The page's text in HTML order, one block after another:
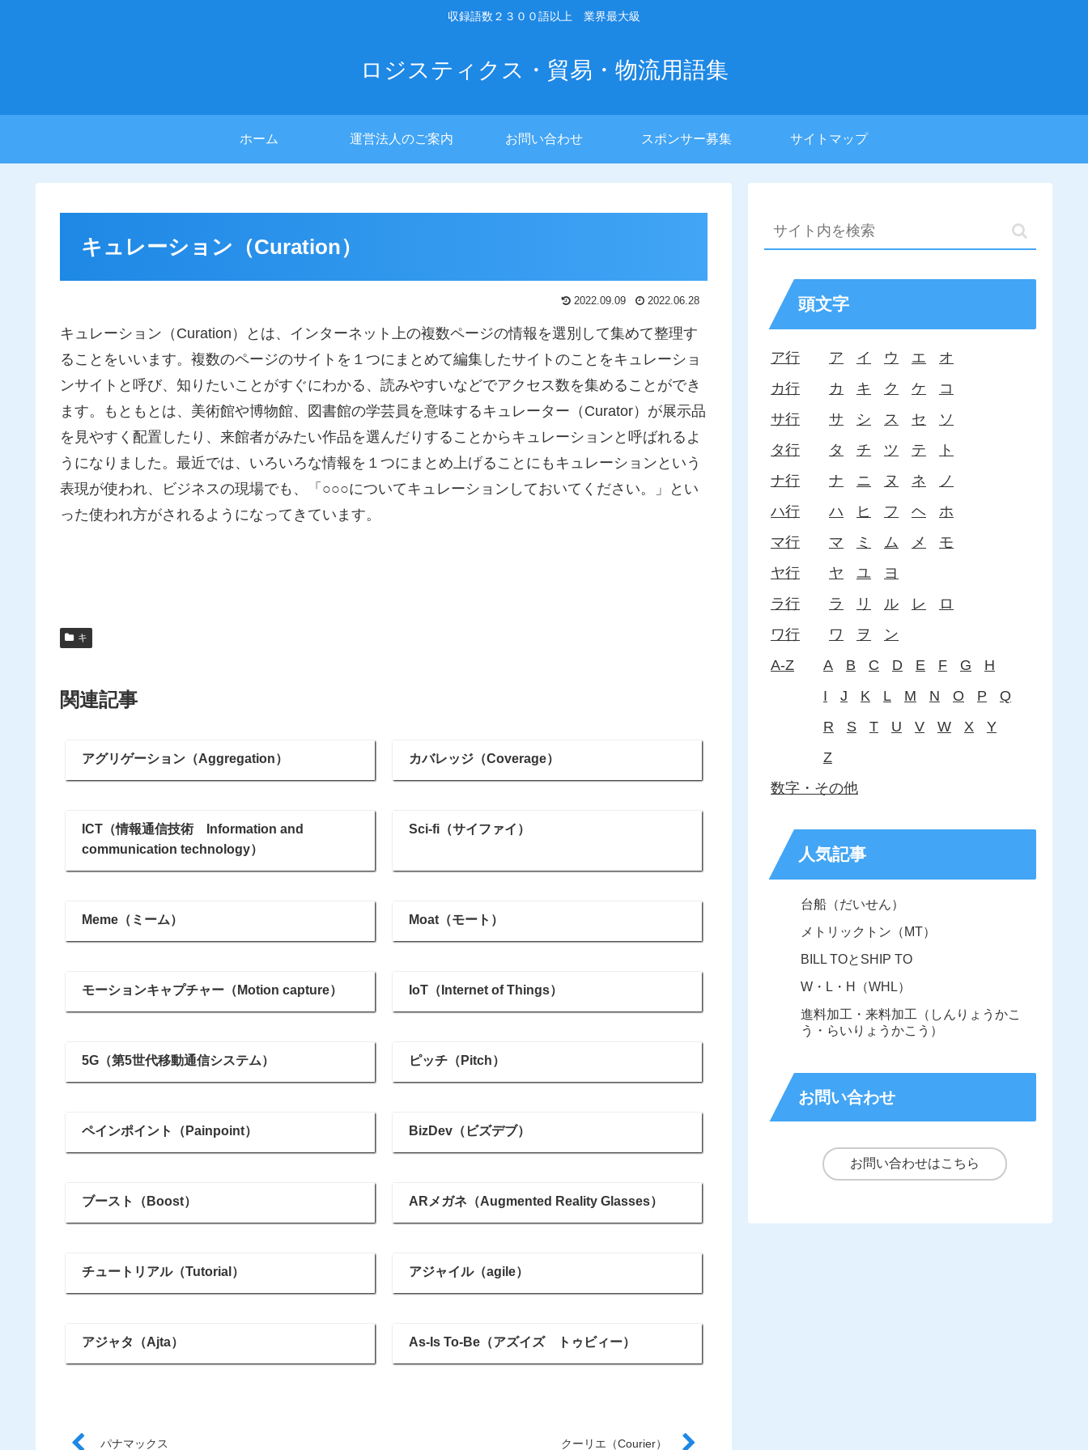
収録語数２３００語以上 業界最大級
ロジスティクス・貿易・物流用語集
ホーム 運営法人のご案内 お問い合わせ スポンサー募集 サイトマップ
キュレーション（Curation）
2022.09.09 2022.06.28
キュレーション（Curation）とは、インターネット上の複数ページの情報を選別して集めて整理す
ることをいいます。複数のページのサイトを１つにまとめて編集したサイトのことをキュレーショ
ンサイトと呼び、知りたいことがすぐにわかる、読みやすいなどでアクセス数を集めることができ
ます。もともとは、美術館や博物館、図書館の学芸員を意味するキュレーター（Curator）が展示品
を見やすく配置したり、来館者がみたい作品を選んだりすることからキュレーションと呼ばれるよ
うになりました。最近では、いろいろな情報を１つにまとめ上げることにもキュレーションという
表現が使われ、ビジネスの現場でも、「○○○についてキュレーションしておいてください。」とい
った使われ方がされるようになってきています。
キ
関連記事
アグリゲーション（Aggregation） カバレッジ（Coverage）
ICT（情報通信技術 Information and
communication technology）
Sci-fi（サイファイ）
Meme（ミーム） Moat（モート）
モーションキャプチャー（Motion capture） IoT（Internet of Things）
5G（第5世代移動通信システム） ピッチ（Pitch）
ペインポイント（Painpoint） BizDev（ビズデブ）
ブースト（Boost） ARメガネ（Augmented Reality Glasses）
チュートリアル（Tutorial） アジャイル（agile）
アジャタ（Ajta） As-Is To-Be（アズイズ トゥビィー）
パナマックス クーリエ（Courier）
頭文字
ア行 ア イ ウ エ
オ
カ行
カ キ ク ケ
コ
サ行
サ シ ス セ
ソ
タ行
タ チ ツ テ
ト
ナ行
ナ ニ ヌ ネ
ノ
ハ行
ハ ヒ フ ヘ
ホ
マ行
マ ミ ム メ
モ
ヤ行
ヤ ユ
ヨ
ラ行
ラ リ ル レ
ロ
ワ行
ワ ヲ
ン
A-Z
A B C D E F G
H
I
J K L M N O P
Q
R
S T U V W X
Y
Z
数字・その他
人気記事
台船（だいせん）
メトリックトン（MT）
BILL TOとSHIP TO
W・L・H（WHL）
進料加工・来料加工（しんりょうかこ
う・らいりょうかこう）
お問い合わせ
お問い合わせはこちら